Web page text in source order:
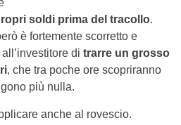
soldi prima del tracollo.
è fortemente scorretto e
di trarre un grosso
, che tra poche ore scopriranno
più nulla.
anche al rovescio.